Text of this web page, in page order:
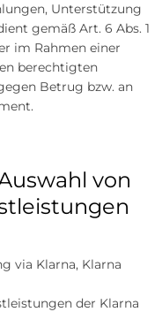
Unterstützung
gemäß Art. 6 Abs. 1
im Rahmen einer
berechtigten
Betrug bzw. an
von
via Klarna, Klarna
der Klarna